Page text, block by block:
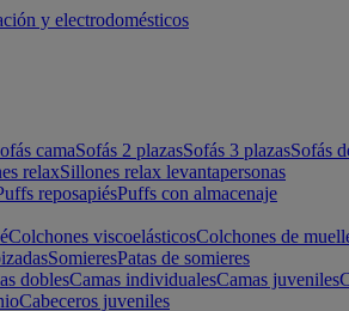
camaSofás 2 plazasSofás 3 plazasSofás
relaxSillones relax levantapersonas
reposapiésPuffs con almacenaje
Colchones viscoelásticosColchones de
SomieresPatas de somieres
doblesCamas individualesCamas juveniles
Cabeceros juveniles